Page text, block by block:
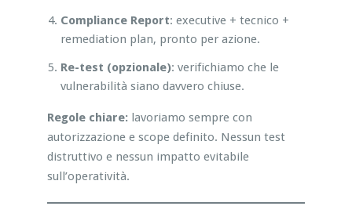
Compliance Report: executive + tecnico +
remediation plan, pronto per azione.
Re-test (opzionale): verifichiamo che le
vulnerabilità siano davvero chiuse.
Regole chiare: lavoriamo sempre con
autorizzazione e scope definito. Nessun test
distruttivo e nessun impatto evitabile
sull’operatività.